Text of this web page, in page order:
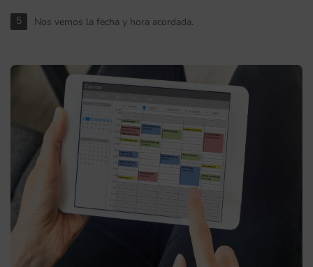
5 Nos vemos la fecha y hora acordada.